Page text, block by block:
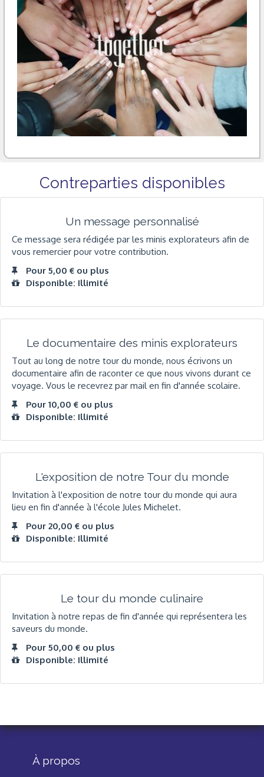
Contreparties disponibles
Un message personnalisé
Ce message sera rédigée par les minis explorateurs afin de
vous remercier pour votre contribution.
Pour 5,00 € ou plus
Disponible: Illimité
Le documentaire des minis explorateurs
Tout au long de notre tour du monde, nous écrivons un
documentaire afin de raconter ce que nous vivons durant ce
voyage. Vous le recevrez par mail en fin d'année scolaire.
Pour 10,00 € ou plus
Disponible: Illimité
L'exposition de notre Tour du monde
Invitation à l'exposition de notre tour du monde qui aura
lieu en fin d'année à l'école Jules Michelet.
Pour 20,00 € ou plus
Disponible: Illimité
Le tour du monde culinaire
Invitation à notre repas de fin d'année qui représentera les
saveurs du monde.
Pour 50,00 € ou plus
Disponible: Illimité
À propos